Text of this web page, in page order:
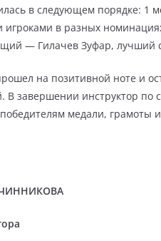
в следующем порядке: 1
в разных
— Гилачев Зуфар,
на позитивной ноте и
В завершении инструктор по
медали, грамоты и